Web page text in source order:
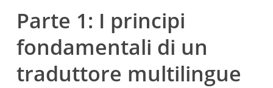
Parte 1: I principi
fondamentali di un
traduttore multilingue